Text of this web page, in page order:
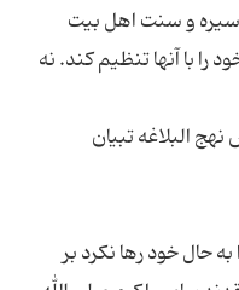
سیره و سنت اهل بیت
را با آنها تنظیم کند. نه
به حال خود رها نکرد بر